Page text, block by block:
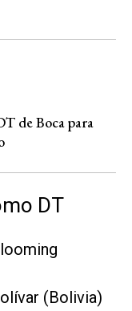
de Boca para
DT
(Bolivia)